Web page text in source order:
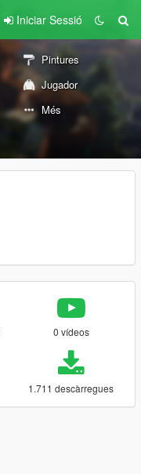
Iniciar Sessió
Pintures
Jugador
Més
0 vídeos
1.711 descàrregues